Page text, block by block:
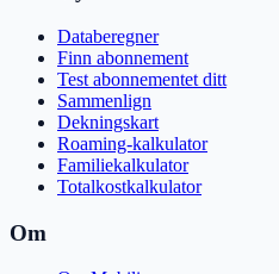
Databeregner
Finn abonnement
Test abonnementet ditt
Sammenlign
Dekningskart
Roaming-kalkulator
Familiekalkulator
Totalkostkalkulator
Om